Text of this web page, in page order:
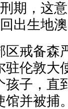
刑期，这
回出生地
戒备森
伦敦大
子，直
馆并被捕